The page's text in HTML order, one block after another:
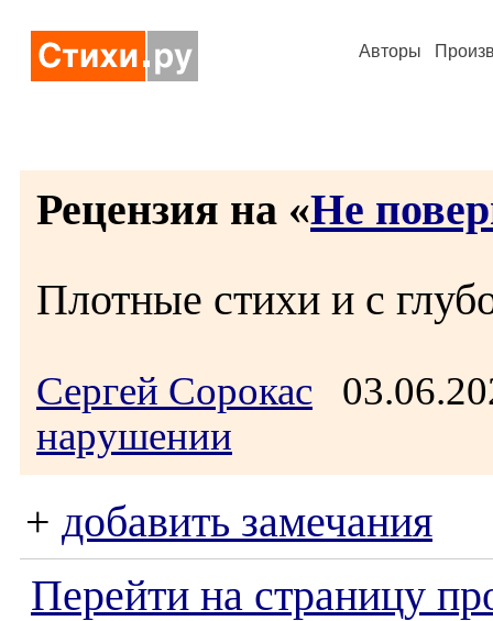
Авторы
Рецензия на «Не
Плотные стихи и с
Сергей Сорокас
нарушении
+ добавить замечания
Перейти на страницу